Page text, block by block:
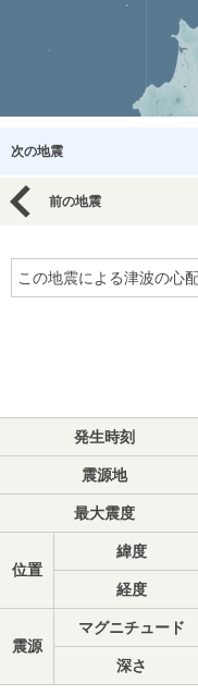
次の地震
前の地震
この地震による津波の心
発生時刻
震源地
最大震度
位置
緯度
経度
震源
マグニチュード
深さ